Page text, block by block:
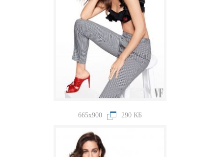
665x900 290 КБ